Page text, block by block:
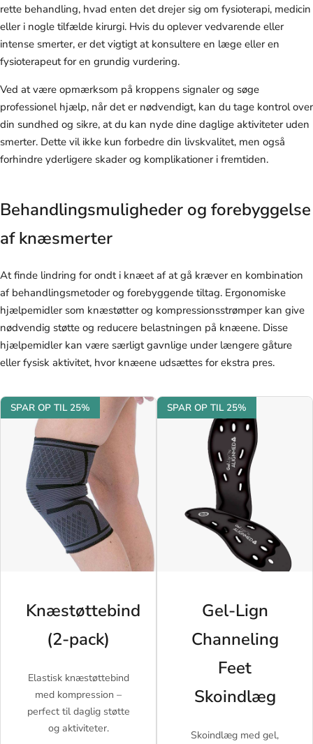
rette behandling, hvad enten det drejer sig om fysioterapi, medicin
eller i nogle tilfælde kirurgi. Hvis du oplever vedvarende eller
intense smerter, er det vigtigt at konsultere en læge eller en
fysioterapeut for en grundig vurdering.
Ved at være opmærksom på kroppens signaler og søge
professionel hjælp, når det er nødvendigt, kan du tage kontrol over
din sundhed og sikre, at du kan nyde dine daglige aktiviteter uden
smerter. Dette vil ikke kun forbedre din livskvalitet, men også
forhindre yderligere skader og komplikationer i fremtiden.
Behandlingsmuligheder og forebyggelse
af knæsmerter
At finde lindring for ondt i knæet af at gå kræver en kombination
af behandlingsmetoder og forebyggende tiltag. Ergonomiske
hjælpemidler som knæstøtter og kompressionsstrømper kan give
nødvendig støtte og reducere belastningen på knæene. Disse
hjælpemidler kan være særligt gavnlige under længere gåture
eller fysisk aktivitet, hvor knæene udsættes for ekstra pres.
SPAR OP TIL 25%
Knæstøttebind
(2-pack)
Elastisk knæstøttebind
med kompression –
perfect til daglig støtte
og aktiviteter.
SPAR OP TIL 25%
Gel-Lign
Channeling
Feet
Skoindlæg
Skoindlæg med gel,